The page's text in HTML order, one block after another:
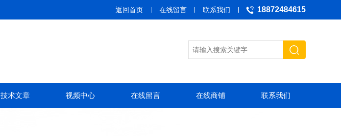
18872484615
返回首页 在线留言 联系我们
技术文章 视频中心 在线留言 在线商铺 联系我们